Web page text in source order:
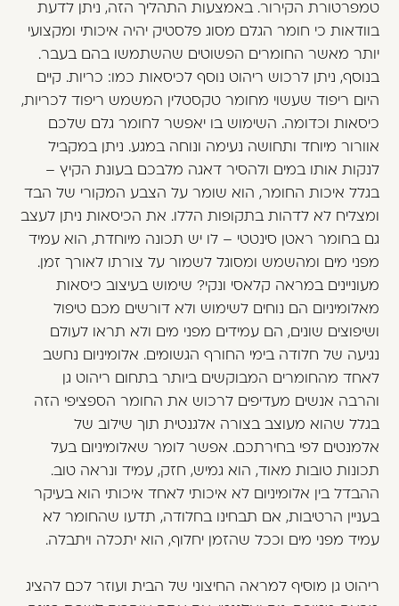
טמפרטורת הקירור. באמצעות התהליך הזה, ניתן לדעת
בוודאות כי חומר הגלם מסוג פלסטיק יהיה איכותי ומקצועי
יותר מאשר החומרים הפשוטים שהשתמשו בהם בעבר.
בנוסף, ניתן לרכוש ריהוט נוסף לכיסאות כמו: כריות. קיים
היום ריפוד שעשוי מחומר טקסטלין המשמש ריפוד לכריות,
כיסאות וכדומה. השימוש בו יאפשר לחומר גלם שלכם
אוורור מיוחד ותחושה נעימה ונוחה במגע. ניתן במקביל
לנקות אותו במים ולהסיר דאגה מלבכם בעונת הקיץ –
בגלל איכות החומר, הוא שומר על הצבע המקורי של הבד
ומצליח לא לדהות בתקופות הללו. את הכיסאות ניתן לעצב
גם בחומר ראטן סינטטי – לו יש תכונה מיוחדת, הוא עמיד
מפני מים ומהשמש ומסוגל לשמור על צורתו לאורך זמן.
מעוניינים במראה קלאסי ונקי? שימוש בעיצוב כיסאות
מאלומיניום הם נוחים לשימוש ולא דורשים מכם טיפול
ושיפוצים שונים, הם עמידים מפני מים ולא תראו לעולם
נגיעה של חלודה בימי החורף הגשומים. אלומיניום נחשב
לאחד מהחומרים המבוקשים ביותר בתחום ריהוט גן
והרבה אנשים מעדיפים לרכוש את החומר הספציפי הזה
בגלל שהוא מעוצב בצורה אלגנטית תוך שילוב של
אלמנטים לפי בחירתכם. אפשר לומר שאלומיניום בעל
תכונות טובות מאוד, הוא גמיש, חזק, עמיד ונראה טוב.
ההבדל בין אלומיניום לא איכותי לאחד איכותי הוא בעיקר
בעניין הרטיבות, אם תבחינו בחלודה, תדעו שהחומר לא
עמיד מפני מים וככל שהזמן יחלוף, הוא יתכלה ויתבלה.
ריהוט גן מוסיף למראה החיצוני של הבית ועוזר לכם להציג